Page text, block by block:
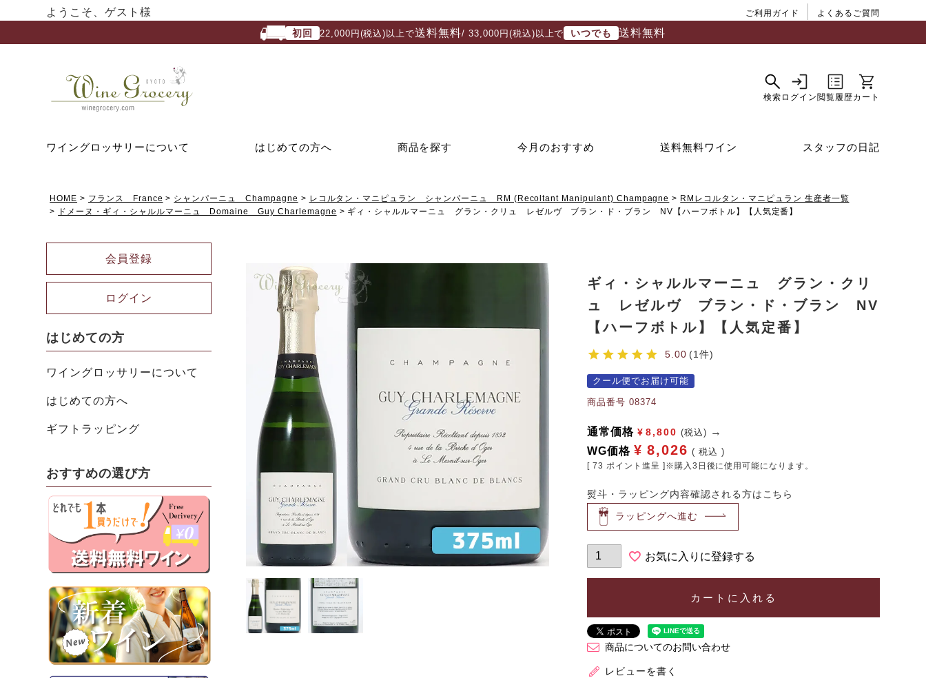
ようこそ、ゲスト様 ご利用ガイド よくあるご質問
初回 22,000円(税込)以上で送料無料/ 33,000円(税込)以上で いつでも 送料無料
ワイングロッサリーについて はじめての方へ 商品を探す 今月のおすすめ 送料無料ワイン スタッフの日記
HOME フランス France シャンパーニュ Champagne レコルタン・マニピュラン シャンパーニュ RM (Recoltant Manipulant) Champagne
RMレコルタン・マニピュラン 生産者一覧
ドメーヌ・ギィ・シャルルマーニュ Domaine Guy Charlemagne
ギィ・シャルルマーニュ グラン・クリュ レゼルヴ ブラン・ド・ブラン NV【ハーフボトル】【人気定番】
会員登録
ログイン
はじめての方
ワイングロッサリーについて
はじめての方へ
ギフトラッピング
おすすめの選び方
ギィ・シャルルマーニュ グラン・クリ
ュ レゼルヴ ブラン・ド・ブラン NV
【ハーフボトル】【人気定番】
5.00 1
クール便でお届け可能
商品番号 08374
通常価格 ¥ 8,800 (税込)
WG価格 ¥ 8,026 税込
[ 73 ポイント進呈 ]※購入3日後に使用可能になります。
熨斗・ラッピング内容確認される方はこちら
ラッピングへ進む
お気に入りに登録する
カートに入れる
商品についてのお問い合わせ
レビューを書く